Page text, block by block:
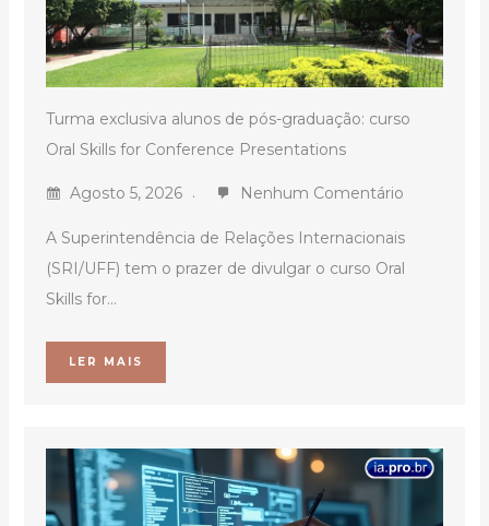
Turma exclusiva alunos de pós-graduação: curso
Oral Skills for Conference Presentations
Agosto 5, 2026 Nenhum Comentário
A Superintendência de Relações Internacionais
(SRI/UFF) tem o prazer de divulgar o curso Oral
Skills for...
LER MAIS